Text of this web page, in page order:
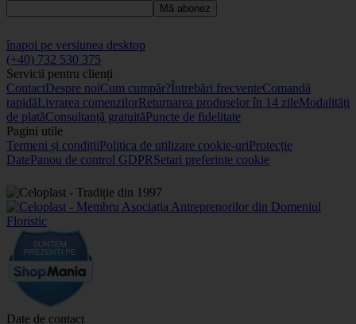
Mă abonez
înapoi pe versiunea desktop
(+40) 732 530 375
Servicii pentru clienți
ContactDespre noiCum cumpăr?Întrebări frecventeComandă
rapidăLivrarea comenzilorReturnarea produselor în 14 zileModalități
de platăConsultanță gratuităPuncte de fidelitate
Pagini utile
Termeni și condițiiPolitica de utilizare cookie-uriProtecție
DatePanou de control GDPRSetari preferinte cookie
Date de contact